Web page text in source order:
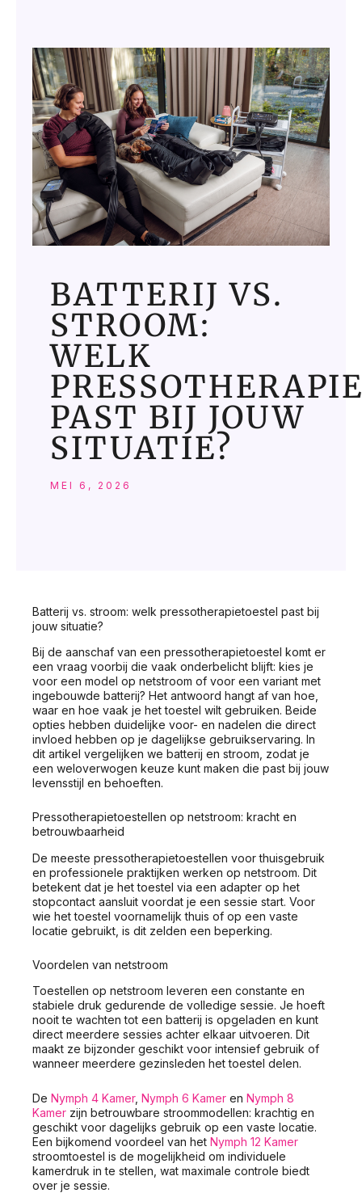
BATTERIJ VS.
STROOM:
WELK
PAST BIJ JOUW
SITUATIE?
MEI 6, 2026
Batterij vs. stroom: welk pressotherapietoestel past bij
jouw situatie?
Bij de aanschaf van een pressotherapietoestel komt er
een vraag voorbij die vaak onderbelicht blijft: kies je
voor een model op netstroom of voor een variant met
ingebouwde batterij? Het antwoord hangt af van hoe,
waar en hoe vaak je het toestel wilt gebruiken. Beide
opties hebben duidelijke voor- en nadelen die direct
invloed hebben op je dagelijkse gebruikservaring. In
dit artikel vergelijken we batterij en stroom, zodat je
een weloverwogen keuze kunt maken die past bij jouw
levensstijl en behoeften.
Pressotherapietoestellen op netstroom: kracht en
betrouwbaarheid
De meeste pressotherapietoestellen voor thuisgebruik
en professionele praktijken werken op netstroom. Dit
betekent dat je het toestel via een adapter op het
stopcontact aansluit voordat je een sessie start. Voor
wie het toestel voornamelijk thuis of op een vaste
locatie gebruikt, is dit zelden een beperking.
Voordelen van netstroom
Toestellen op netstroom leveren een constante en
stabiele druk gedurende de volledige sessie. Je hoeft
nooit te wachten tot een batterij is opgeladen en kunt
direct meerdere sessies achter elkaar uitvoeren. Dit
maakt ze bijzonder geschikt voor intensief gebruik of
wanneer meerdere gezinsleden het toestel delen.
De Nymph 4 Kamer, Nymph 6 Kamer en Nymph 8
Kamer zijn betrouwbare stroommodellen: krachtig en
geschikt voor dagelijks gebruik op een vaste locatie.
Een bijkomend voordeel van het Nymph 12 Kamer
stroomtoestel is de mogelijkheid om individuele
kamerdruk in te stellen, wat maximale controle biedt
over je sessie.